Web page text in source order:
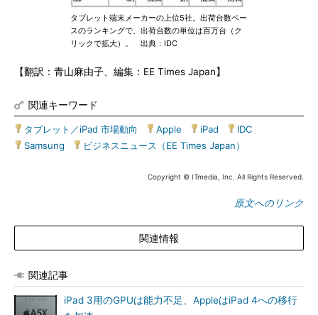
タブレット端末メーカーの上位5社。出荷台数ベー
スのランキングで、出荷台数の単位は百万台（ク
リックで拡大）。 出典：IDC
【翻訳：青山麻由子、編集：EE Times Japan】
関連キーワード
タブレット／iPad 市場動向 Apple iPad IDC
Samsung
ビジネスニュース（EE Times Japan）
Copyright © ITmedia, Inc. All Rights Reserved.
原文へのリンク
関連情報
関連記事
iPad 3用のGPUは能力不足、AppleはiPad 4への移行